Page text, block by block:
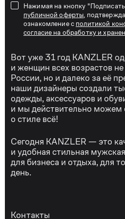
Нажимая на кнопку
публичной оферты ,
ознакомление с политикой
согласие на обработку и
Вот уже 31 год KANZLER
и женщин всех возрастов
России, но и далеко за её
наши дизайнеры создали
одежды, аксессуаров и
и мы действительно можем
о стиле всё!
Сегодня KANZLER — это
и удобная стильная
для бизнеса и отдыха, для
день.
Контакты